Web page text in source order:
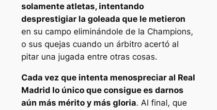
solamente atletas, intentando
desprestigiar la goleada que le metieron
en su campo eliminándole de la Champions,
o sus quejas cuando un árbitro acertó al
pitar una jugada entre otras cosas.
Cada vez que intenta menospreciar al Real
Madrid lo único que consigue es darnos
aún más mérito y más gloria. Al final, que